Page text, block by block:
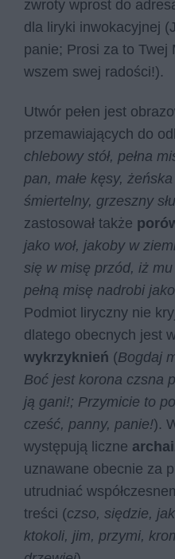
zwroty wprost do
dla liryki inwokacyjnej
panie; Prosi za to Twej
wszem swej radości!).
Utwór pełen jest
przemawiających do
chlebowy stół, pełna
pan, małe kęsy,
śmiertelny, grzeszny
zastosował także
jako woł, jakoby w
się w misę przód, iż
pełną misę nadrobi
Podmiot liryczny nie
dlatego obecnych jest
wykrzyknień (Bogdaj
Boć jest korona czsna
ją gani!; Przymicie to
cześć, panny, panie!).
występują liczne
uznawane obecnie za
utrudniać
treści (czso, siędzie,
ktokoli, jim, przymi,